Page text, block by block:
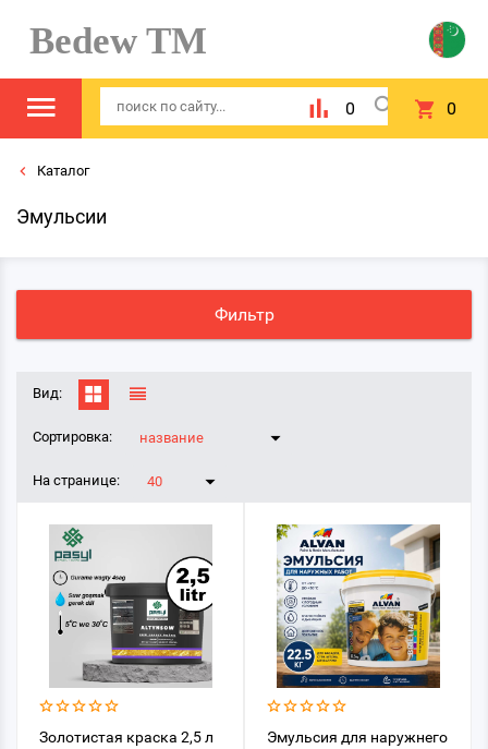
Bedew TM
0 0
Каталог
Эмульсии
Фильтр
Вид:
Сортировка: название
На странице: 40
Золотистая краска 2,5 л
Эмульсия для наружнего